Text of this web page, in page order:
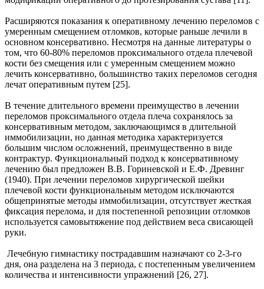
Расширяются показания к оперативному лечению переломов с
умеренным смещением отломков, которые раньше лечили в
основном консервативно. Несмотря на данные литературы о
том, что 60-80% переломов проксимального отдела плечевой
кости без смещения или с умеренным смещением можно
лечить консервативно, большинство таких переломов сегодня
лечат оперативным путем [25].
В течение длительного времени преимущество в лечении
переломов проксимального отдела плеча сохранялось за
консервативным методом, заключающимся в длительной
иммобилизации, но данная методика характеризуется
большим числом осложнений, преимущественно в виде
контрактур. Функциональный подход к консервативному
лечению был предложен В.В. Гориневской и Е.Ф. Древинг
(1940). При лечении переломов хирургической шейки
плечевой кости функциональным методом исключаются
общепринятые методы иммобилизации, отсутствует жесткая
фиксация перелома, и для постепенной репозиции отломков
используется самовытяжение под действием веса свисающей
руки.
Лечебную гимнастику пострадавшим назначают со 2-3-го
дня, она разделена на 3 периода, с постепенным увеличением
количества и интенсивности упражнений [26, 27].